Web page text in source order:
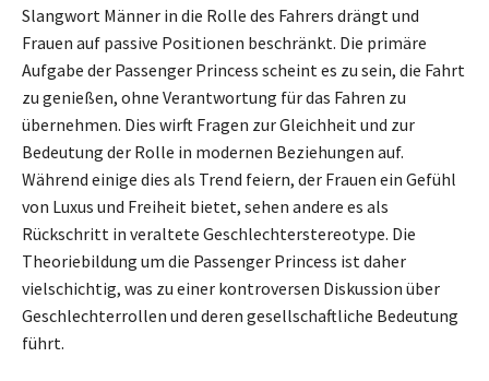
Slangwort Männer in die Rolle des Fahrers drängt und
Frauen auf passive Positionen beschränkt. Die primäre
Aufgabe der Passenger Princess scheint es zu sein, die Fahrt
zu genießen, ohne Verantwortung für das Fahren zu
übernehmen. Dies wirft Fragen zur Gleichheit und zur
Bedeutung der Rolle in modernen Beziehungen auf.
Während einige dies als Trend feiern, der Frauen ein Gefühl
von Luxus und Freiheit bietet, sehen andere es als
Rückschritt in veraltete Geschlechterstereotype. Die
Theoriebildung um die Passenger Princess ist daher
vielschichtig, was zu einer kontroversen Diskussion über
Geschlechterrollen und deren gesellschaftliche Bedeutung
führt.